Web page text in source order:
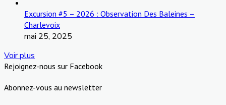
Excursion #5 – 2026 : Observation Des Baleines –
Charlevoix
mai 25, 2025
Voir plus
Rejoignez-nous sur Facebook
Abonnez-vous au newsletter